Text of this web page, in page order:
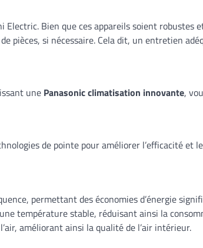
Bien que ces appareils soient robustes
pièces, si nécessaire. Cela dit, un entretien
une Panasonic climatisation innovante,
de pointe pour améliorer l’efficacité et
permettant des économies d’énergie
température stable, réduisant ainsi la
améliorant ainsi la qualité de l’air intérieur.